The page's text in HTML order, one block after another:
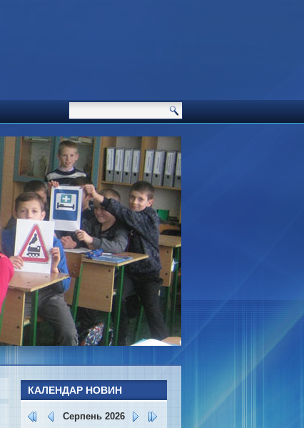
КАЛЕНДАР НОВИН
Серпень 2026